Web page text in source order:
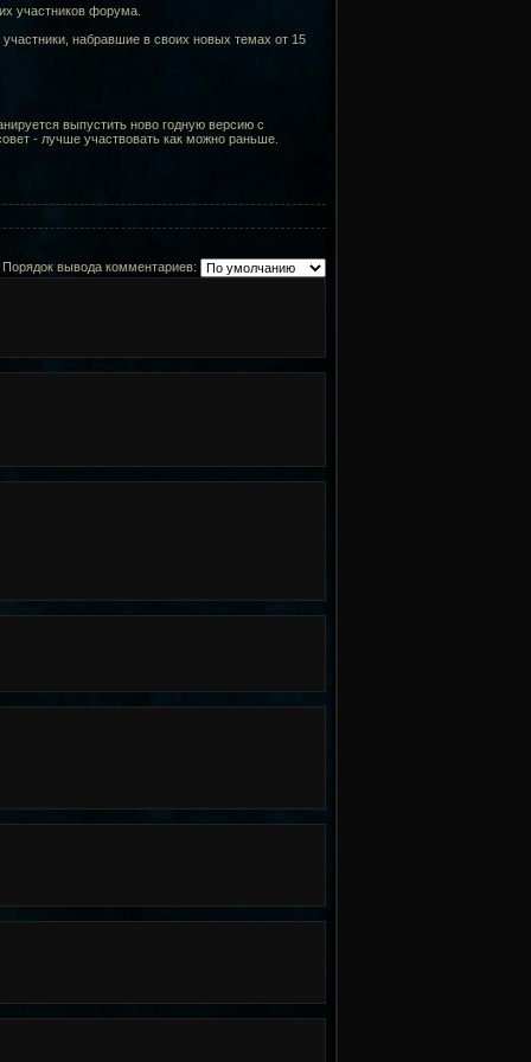
участников форума.
набравшие в своих новых темах от 15
выпустить ново годную версию с
- лучше участвовать как можно раньше.
Порядок вывода комментариев: